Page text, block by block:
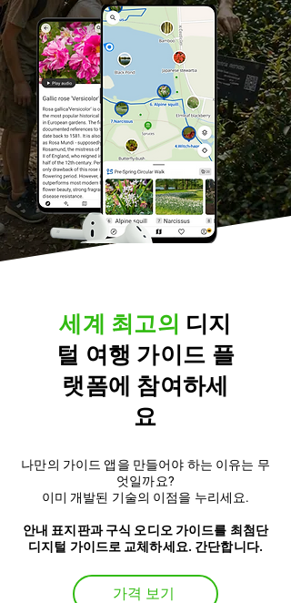
세계 최고의 디지
털 여행 가이드 플
랫폼에 참여하세
요
나만의 가이드 앱을 만들어야 하는 이유는 무
엇일까요?
이미 개발된 기술의 이점을 누리세요.
안내 표지판과 구식 오디오 가이드를 최첨단
디지털 가이드로 교체하세요. 간단합니다.
가격 보기